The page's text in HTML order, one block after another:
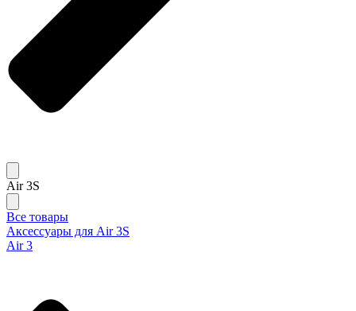
Air 3S
Все товары
Аксессуары для Air 3S
Air 3